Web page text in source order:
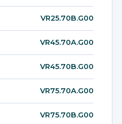
VR25.70B.G00
VR45.70A.G00
VR45.70B.G00
VR75.70A.G00
VR75.70B.G00